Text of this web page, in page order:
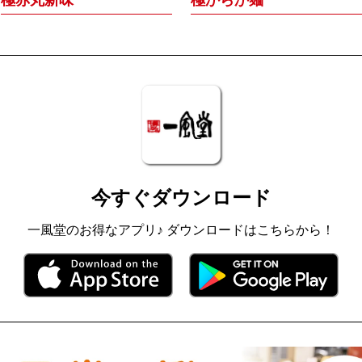
今すぐダウンロード
一風堂のお得なアプリ♪ ダウンロードはこちらから！